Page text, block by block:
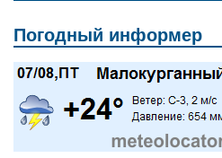
Погодный информер